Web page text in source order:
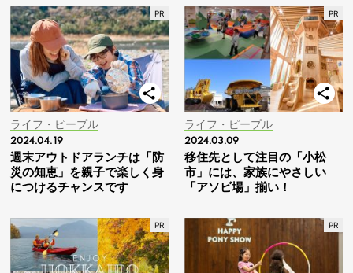
ライフ・ピープル
2024.04.19
週末アウトドアランチは「防
災の知恵」を親子で楽しく身
につけるチャンスです
ライフ・ピープル
2024.03.09
移住先として注目の「小松
市」には、家族にやさしい
「アソビ場」揃い！